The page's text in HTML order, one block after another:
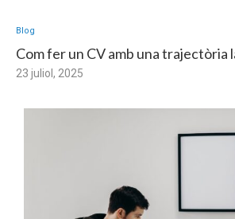
Blog
Com fer un CV amb una trajectòria
23 juliol, 2025